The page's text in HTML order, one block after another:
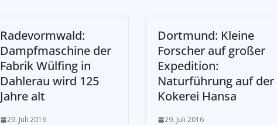
Radevormwald:
Dampfmaschine der
Fabrik Wülfing in
Dahlerau wird 125
Jahre alt
29. Juli 2016
Dortmund: Kleine
Forscher auf großer
Expedition:
Naturführung auf der
Kokerei Hansa
29. Juli 2016